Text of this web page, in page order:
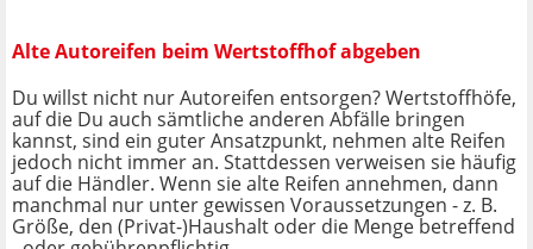
Alte Autoreifen beim Wertstoffhof abgeben
Du willst nicht nur Autoreifen entsorgen? Wertstoffhöfe,
auf die Du auch sämtliche anderen Abfälle bringen
kannst, sind ein guter Ansatzpunkt, nehmen alte Reifen
jedoch nicht immer an. Stattdessen verweisen sie häufig
auf die Händler. Wenn sie alte Reifen annehmen, dann
manchmal nur unter gewissen Voraussetzungen - z. B.
Größe, den (Privat-)Haushalt oder die Menge betreffend